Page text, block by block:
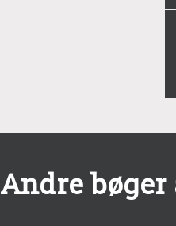
Andre bøger